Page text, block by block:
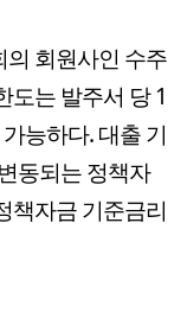
회원사인 수주
도는 발주서 당 1
능하다. 대출 기
동되는 정책자
책자금 기준금리